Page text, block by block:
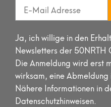
Ja, ich willige in den
Newsletters der
Die Anmeldung wird erst
wirksam, eine
Nähere Informationen in
Datenschutzhinweisen.